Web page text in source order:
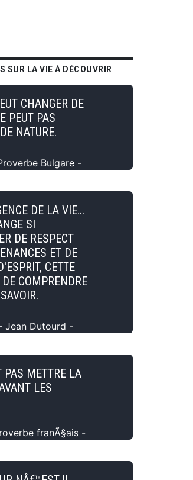
SUR LA VIE À DÉCOUVRIR
CHANGER DE
PEUT PAS
NATURE.
Bulgare -
DE LA VIE...
SI
DE RESPECT
ET DE
CETTE
COMPRENDRE
Jean Dutourd -
PAS METTRE LA
LES
franÃ§ais -